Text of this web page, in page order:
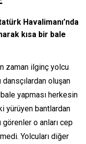
Havalimanı’nda
kısa bir bale
zaman ilginç yolcu
dansçılardan oluşan
yapması herkesin
yürüyen bantlardan
o anları cep
Yolcuları diğer